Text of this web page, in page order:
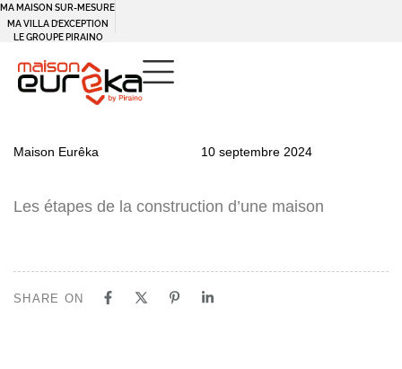
MA MAISON SUR-MESURE
MA VILLA D’EXCEPTION
LE GROUPE PIRAINO
IN:
Maison Eurêka
on:
10 septembre 2024
Les étapes de la construction d’une maison
SHARE ON